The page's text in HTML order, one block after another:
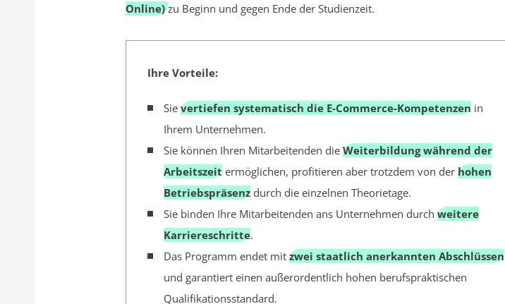
Online)zu Beginn und gegen Ende der Studienzeit.
Ihre Vorteile:
Sie vertiefen systematisch die E-Commerce-Kompetenzenin
Ihrem Unternehmen.
Sie können Ihren Mitarbeitenden die Weiterbildung während der
Arbeitszeitermöglichen, profitieren aber trotzdem von der hohen
Betriebspräsenzdurch die einzelnen Theorietage.
Sie binden Ihre Mitarbeitenden ans Unternehmen durch weitere
Karriereschritte.
Das Programm endet mit zwei staatlich anerkannten Abschlüssen
und garantiert einen außerordentlich hohen berufspraktischen
Qualifikationsstandard.